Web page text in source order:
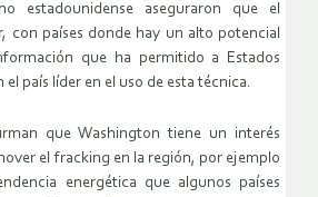
estadounidense aseguraron que el
con países donde hay un alto potencial
que ha permitido a Estados
país líder en el uso de esta técnica.
que Washington tiene un interés
el fracking en la región, por ejemplo
energética que algunos países